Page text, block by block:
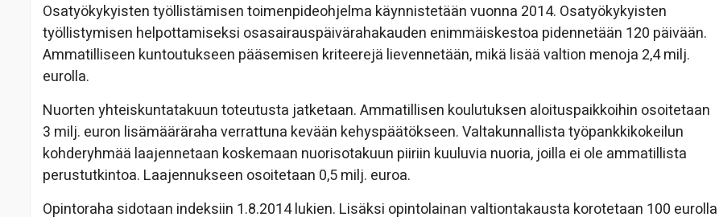
Osatyökykyisten työllistämisen toimenpideohjelma käynnistetään vuonna 2014. Osatyökykyisten
työllistymisen helpottamiseksi osasairauspäivärahakauden enimmäiskestoa pidennetään 120 päivään.
Ammatilliseen kuntoutukseen pääsemisen kriteerejä lievennetään, mikä lisää valtion menoja 2,4 milj.
eurolla.
Nuorten yhteiskuntatakuun toteutusta jatketaan. Ammatillisen koulutuksen aloituspaikkoihin osoitetaan
3 milj. euron lisämääräraha verrattuna kevään kehyspäätökseen. Valtakunnallista työpankkikokeilun
kohderyhmää laajennetaan koskemaan nuorisotakuun piiriin kuuluvia nuoria, joilla ei ole ammatillista
perustutkintoa. Laajennukseen osoitetaan 0,5 milj. euroa.
Opintoraha sidotaan indeksiin 1.8.2014 lukien. Lisäksi opintolainan valtiontakausta korotetaan 100 eurolla